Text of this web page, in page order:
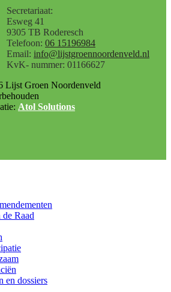
Secretariaat:
Esweg 41
9305 TB Roderesch
Telefoon: 06 15196984
Email: info@lijstgroennoordenveld.nl
KvK- nummer: 01166627
Lijst Groen Noordenveld
Atol Solutions
Raad
en dossiers